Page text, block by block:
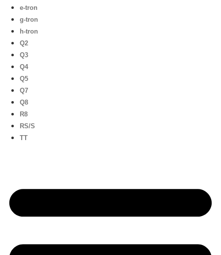
e-tron
g-tron
h-tron
Q2
Q3
Q4
Q5
Q7
Q8
R8
RS/S
TT